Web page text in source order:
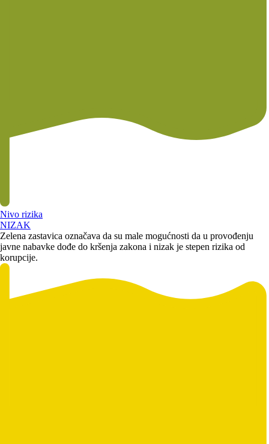
Nivo rizika
NIZAK
Zelena zastavica označava da su male mogućnosti da u provođenju
javne nabavke dođe do kršenja zakona i nizak je stepen rizika od
korupcije.